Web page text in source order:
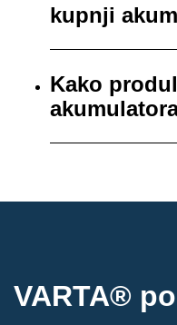
kupnji
Kako
VARTA®